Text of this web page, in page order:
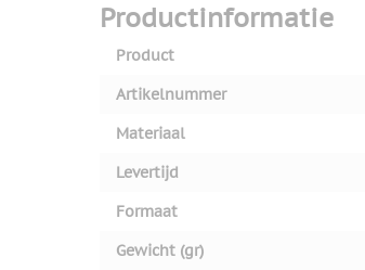
Productinformatie
Product
Artikelnummer
Materiaal
Levertijd
Formaat
Gewicht (gr)